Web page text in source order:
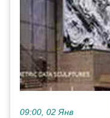
09:00, 02 Янв